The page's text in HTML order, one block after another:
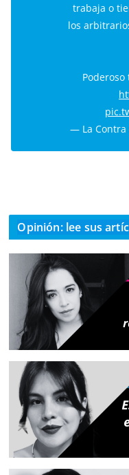
trabaja o
los
Poderoso
— La Contra
Opinión: lee sus